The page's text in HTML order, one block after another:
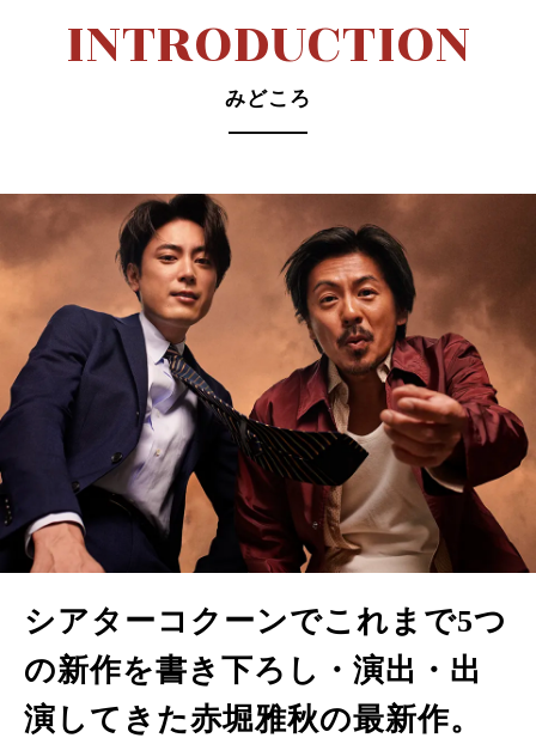
INTRODUCTION
みどころ
シアターコクーンでこれまで5つ
の新作を書き下ろし・演出・出
演してきた赤堀雅秋の最新作。